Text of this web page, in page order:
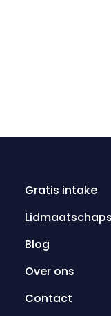
Gratis intake
Blog
Over ons
Contact